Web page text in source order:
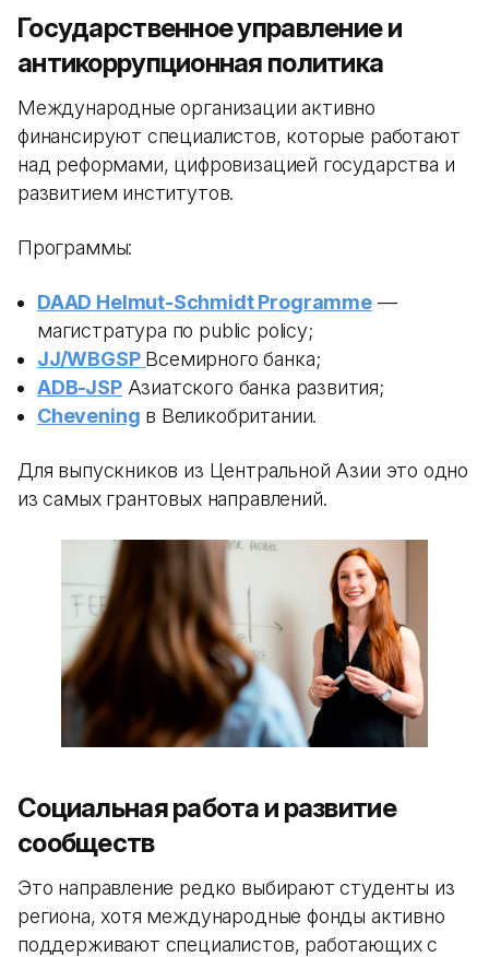
Государственное управление и
антикоррупционная политика
Международные организации активно
финансируют специалистов, которые работают
над реформами, цифровизацией государства и
развитием институтов.
Программы:
DAAD Helmut-Schmidt Programme—
магистратура по public policy;
JJ/WBGSP Всемирного банка;
ADB-JSPАзиатского банка развития;
Chevening в Великобритании.
Для выпускников из Центральной Азии это одно
из самых грантовых направлений.
Социальная работа и развитие
сообществ
Это направление редко выбирают студенты из
региона, хотя международные фонды активно
поддерживают специалистов, работающих с